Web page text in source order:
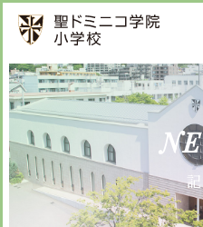
ご挨拶
校長メッセージ
先生からメッセージ
教育方針
教育方針 心・礼・知
募集案内